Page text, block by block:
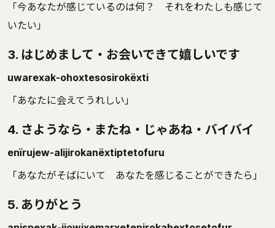
「今あなたが感じているのは何？ それをわたしも感じて
いたい」
3. はじめまして・お会いできて嬉しいです
uwarexak-ohoxtesosirokëxti
「あなたに会えてうれしい」
4. さようなら・またね・じゃあね・バイバイ
enïrujew-alijirokanëxtiptetofuru
「あなたがそばにいて あなたを感じることができたら」
5. ありがとう